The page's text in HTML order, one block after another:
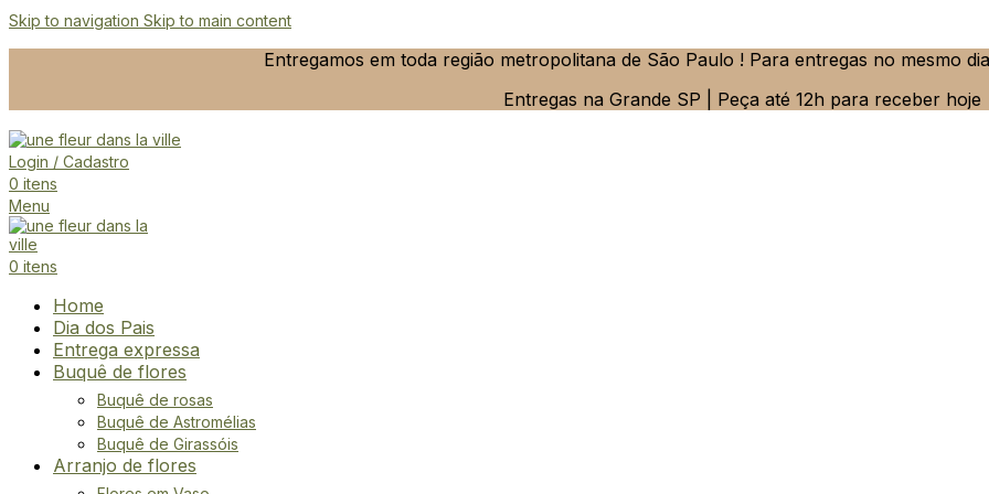
Skip to navigation Skip to main content
Entregamos em toda região metropolitana de São Paulo ! Para entregas no mesmo
Entregas na Grande SP | Peça até 12h para receber hoje
Login / Cadastro
0 itens
Menu
0 itens
Home
Dia dos Pais
Entrega expressa
Buquê de flores
Buquê de rosas
Buquê de Astromélias
Buquê de Girassóis
Arranjo de flores